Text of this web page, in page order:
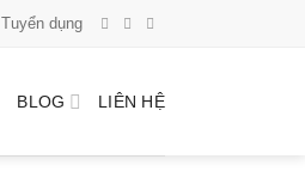
Tuyển dụng
BLOG LIÊN HỆ